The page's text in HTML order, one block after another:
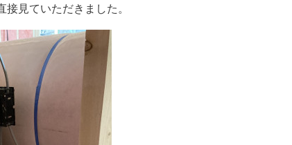
見ていただきました。